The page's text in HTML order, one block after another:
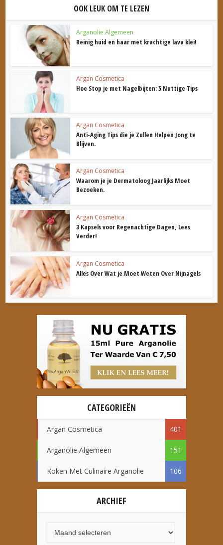
OOK LEUK OM TE LEZEN
Arganolie Algemeen
Reinig huid en haar met krachtige lava klei!
Argan Cosmetica
Hoe Stop je met Nagelbijten: 5 Nuttige Tips
Argan Cosmetica
Anti-Aging Tips die je Zullen Helpen Jong te
Blijven.
Argan Cosmetica
Waarom je je Dermatoloog Jaarlijks Moet
Bezoeken.
Argan Cosmetica
3 Kapsels voor Regenachtige Dagen, Lees
Verder!
Argan Cosmetica
Alles Over Wat je Moet Weten Over Nijnagels
CATEGORIEËN
Argan Cosmetica 401
Arganolie Algemeen 151
Koken Met Culinaire Arganolie 106
ARCHIEF